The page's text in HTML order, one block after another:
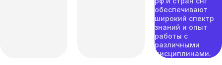
обеспечивают
широкий спектр
знаний и опыт
работы с
различными
дисциплинами.